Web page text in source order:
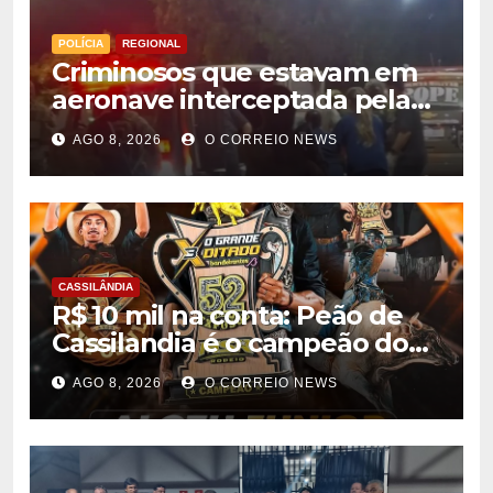
POLÍCIA REGIONAL
Criminosos que estavam em
aeronave interceptada pela
FAB em MS morrem durante
confronto com o Bope
AGO 8, 2026 O CORREIO NEWS
CASSILÂNDIA
R$ 10 mil na conta: Peão de
Cassilandia é o campeão do
desafio “O Grande Ditado
Bandeirantes” em
Rondonópolis
AGO 8, 2026 O CORREIO NEWS